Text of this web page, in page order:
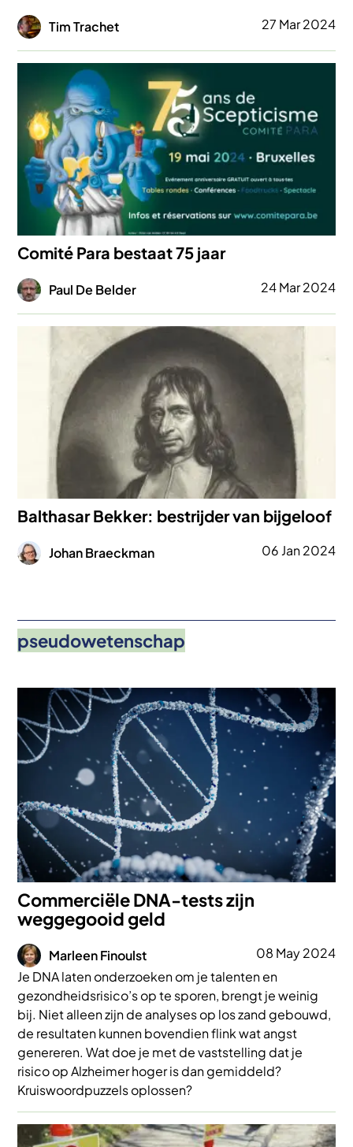
Afbeelding
Tim Trachet 27 Mar 2024
Afbeelding
Comité Para bestaat 75 jaar
Afbeelding
Paul De Belder 24 Mar 2024
Balthasar Bekker: bestrijder van bijgeloof
AfbeeldingJohan Braeckman 06 Jan 2024
pseudowetenschap
Afbeelding
Commerciële DNA-tests zijn
weggegooid geld
Afbeelding
Marleen Finoulst
08 May 2024
Je DNA laten onderzoeken om je talenten en
gezondheidsrisico’s op te sporen, brengt je weinig
bij. Niet alleen zijn de analyses op los zand gebouwd,
de resultaten kunnen bovendien flink wat angst
genereren. Wat doe je met de vaststelling dat je
risico op Alzheimer hoger is dan gemiddeld?
Kruiswoordpuzzels oplossen?
Afbeelding